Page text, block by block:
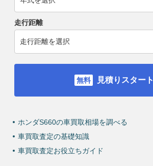
走行距離
見積りスタート
ホンダS660の車買取相場を調べる
車買取査定の基礎知識
車買取査定お役立ちガイド